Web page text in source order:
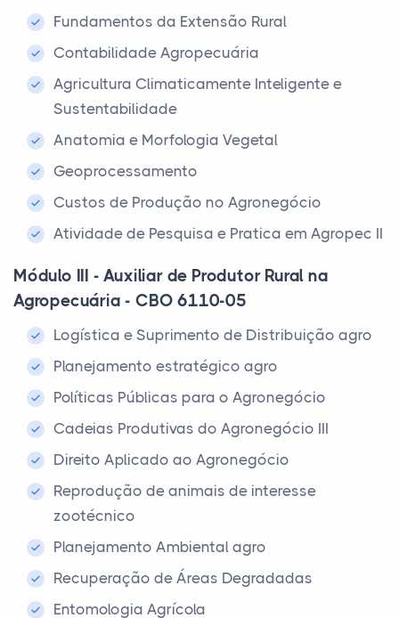
Fundamentos da Extensão Rural
Contabilidade Agropecuária
Agricultura Climaticamente Inteligente e
Sustentabilidade
Anatomia e Morfologia Vegetal
Geoprocessamento
Custos de Produção no Agronegócio
Atividade de Pesquisa e Pratica em Agropec II
Módulo III - Auxiliar de Produtor Rural na
Agropecuária - CBO 6110-05
Logística e Suprimento de Distribuição agro
Planejamento estratégico agro
Políticas Públicas para o Agronegócio
Cadeias Produtivas do Agronegócio III
Direito Aplicado ao Agronegócio
Reprodução de animais de interesse
zootécnico
Planejamento Ambiental agro
Recuperação de Áreas Degradadas
Entomologia Agrícola